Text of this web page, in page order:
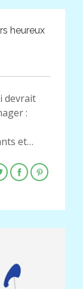
heureux
devrait
:
et…